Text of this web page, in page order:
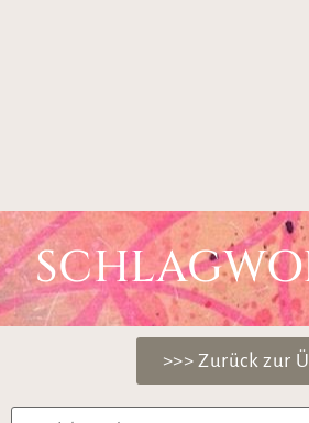
>>> Zurück zur